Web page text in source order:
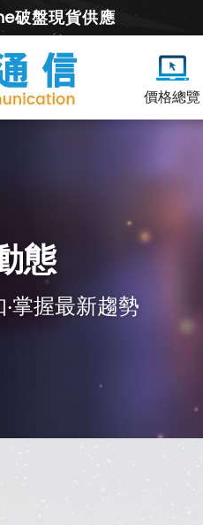
破盤現貨供應
價格總覽
態
掌握最新趨勢